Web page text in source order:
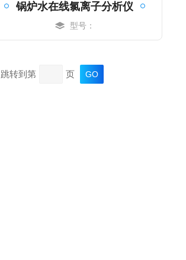
锅炉水在线氯离子分析仪
型号：
跳转到第 页